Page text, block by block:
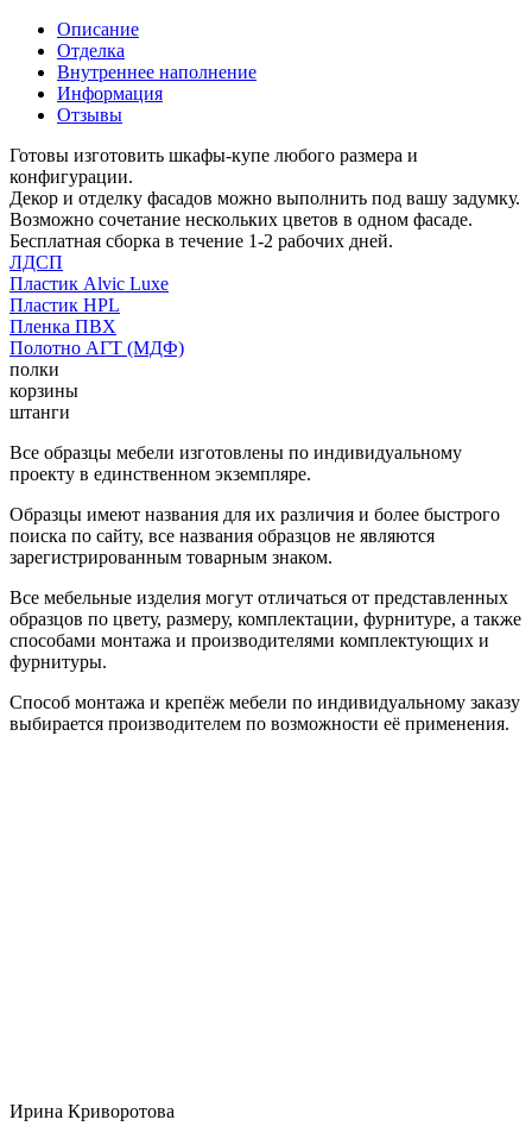
Описание
Отделка
Внутреннее наполнение
Информация
Отзывы
Готовы изготовить шкафы-купе любого размера и
конфигурации.
Декор и отделку фасадов можно выполнить под вашу задумку.
Возможно сочетание нескольких цветов в одном фасаде.
Бесплатная сборка в течение 1-2 рабочих дней.
ЛДСП
Пластик Alvic Luxe
Пластик HPL
Пленка ПВХ
Полотно АГТ (МДФ)
полки
корзины
штанги
Все образцы мебели изготовлены по индивидуальному
проекту в единственном экземпляре.
Образцы имеют названия для их различия и более быстрого
поиска по сайту, все названия образцов не являются
зарегистрированным товарным знаком.
Все мебельные изделия могут отличаться от представленных
образцов по цвету, размеру, комплектации, фурнитуре, а также
способами монтажа и производителями комплектующих и
фурнитуры.
Способ монтажа и крепёж мебели по индивидуальному заказу
выбирается производителем по возможности её применения.
Ирина Криворотова